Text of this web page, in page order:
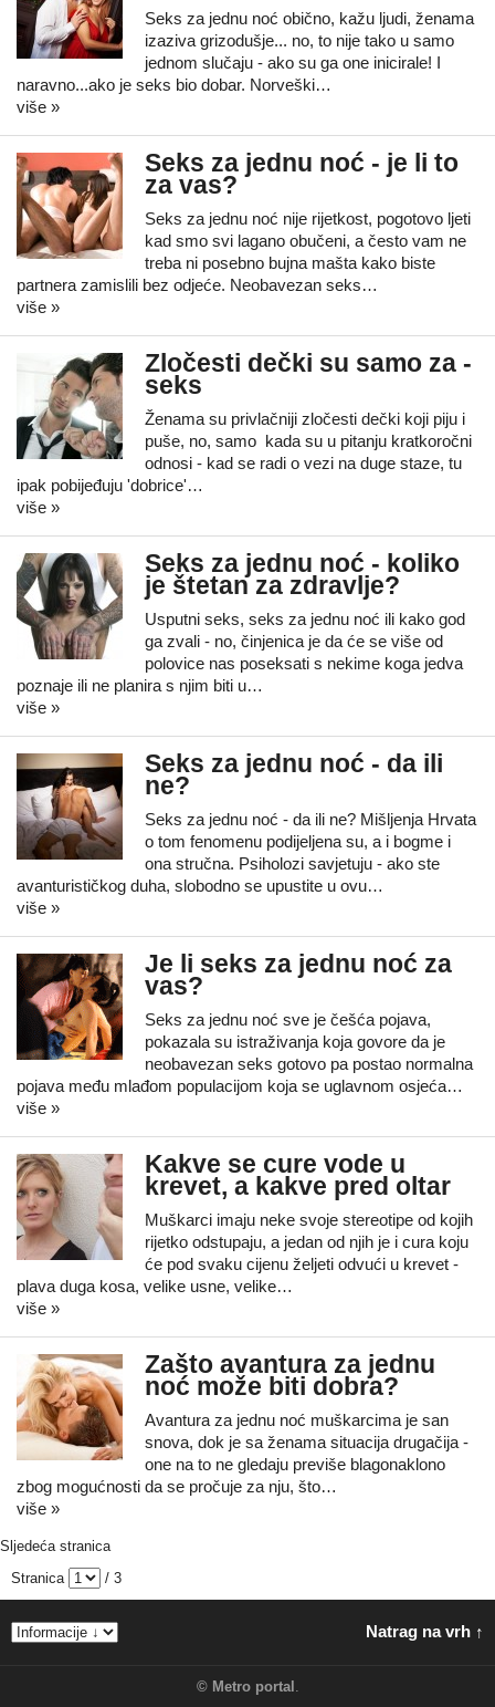
Seks za jednu noć obično, kažu ljudi, ženama
izaziva grizodušje... no, to nije tako u samo
jednom slučaju - ako su ga one inicirale! I
naravno...ako je seks bio dobar. Norveški…
više »
Seks za jednu noć - je li to
za vas?
Seks za jednu noć nije rijetkost, pogotovo ljeti
kad smo svi lagano obučeni, a često vam ne
treba ni posebno bujna mašta kako biste
partnera zamislili bez odjeće. Neobavezan seks…
više »
Zločesti dečki su samo za -
seks
Ženama su privlačniji zločesti dečki koji piju i
puše, no, samo kada su u pitanju kratkoročni
odnosi - kad se radi o vezi na duge staze, tu
ipak pobijeđuju 'dobrice'…
više »
Seks za jednu noć - koliko
je štetan za zdravlje?
Usputni seks, seks za jednu noć ili kako god
ga zvali - no, činjenica je da će se više od
polovice nas poseksati s nekime koga jedva
poznaje ili ne planira s njim biti u…
više »
Seks za jednu noć - da ili
ne?
Seks za jednu noć - da ili ne? Mišljenja Hrvata
o tom fenomenu podijeljena su, a i bogme i
ona stručna. Psiholozi savjetuju - ako ste
avanturističkog duha, slobodno se upustite u ovu…
više »
Je li seks za jednu noć za
vas?
Seks za jednu noć sve je češća pojava,
pokazala su istraživanja koja govore da je
neobavezan seks gotovo pa postao normalna
pojava među mlađom populacijom koja se uglavnom osjeća…
više »
Kakve se cure vode u
krevet, a kakve pred oltar
Muškarci imaju neke svoje stereotipe od kojih
rijetko odstupaju, a jedan od njih je i cura koju
će pod svaku cijenu željeti odvući u krevet -
plava duga kosa, velike usne, velike…
više »
Zašto avantura za jednu
noć može biti dobra?
Avantura za jednu noć muškarcima je san
snova, dok je sa ženama situacija drugačija -
one na to ne gledaju previše blagonaklono
zbog mogućnosti da se pročuje za nju, što…
više »
Sljedeća stranica
Stranica
/ 3
Natrag na vrh ↑
© Metro portal .